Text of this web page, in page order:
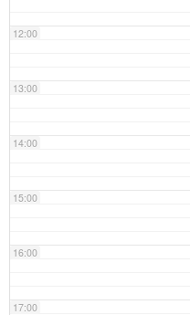
12:00
13:00
14:00
15:00
16:00
17:00